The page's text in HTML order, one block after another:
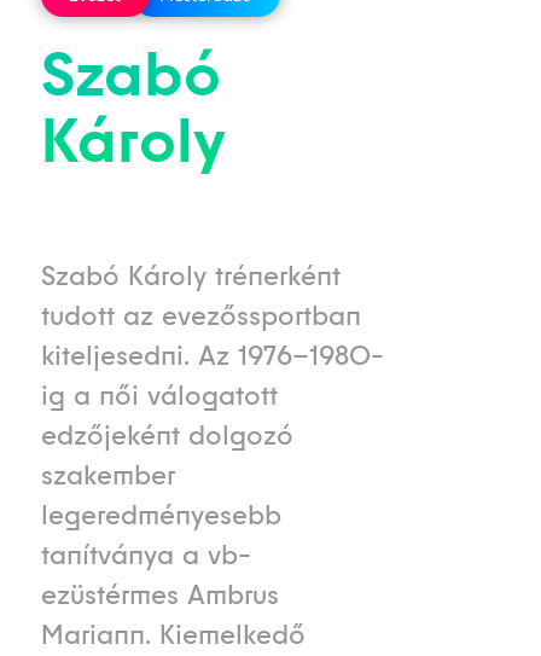
Szabó
Károly
Szabó Károly trénerként
tudott az evezőssportban
kiteljesedni. Az 1976–1980-
ig a női válogatott
edzőjeként dolgozó
szakember
legeredményesebb
tanítványa a vb-
ezüstérmes Ambrus
Mariann. Kiemelkedő